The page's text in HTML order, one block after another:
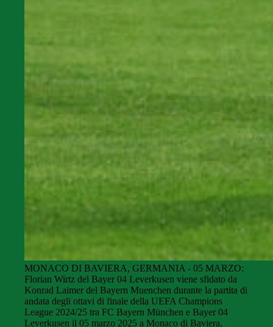
MONACO DI BAVIERA, GERMANIA - 05 MARZO:
Florian Wirtz del Bayer 04 Leverkusen viene sfidato da
Konrad Laimer del Bayern Muenchen durante la partita di
andata degli ottavi di finale della UEFA Champions
League 2024/25 tra FC Bayern München e Bayer 04
Leverkusen il 05 marzo 2025 a Monaco di Baviera,